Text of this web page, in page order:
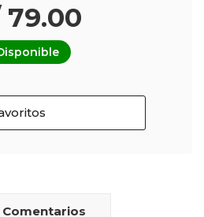
79.00
Comentarios